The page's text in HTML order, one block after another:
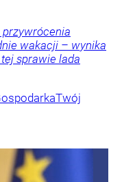
wakacji – wynika
tej sprawie lada
Twój